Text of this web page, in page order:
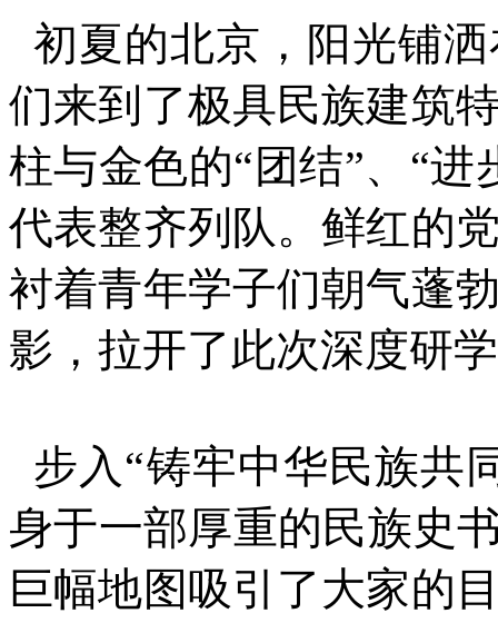
初夏的北京，阳光铺
们来到了极具民族建筑
柱与金色的“团结”、“
代表整齐列队。鲜红的
衬着青年学子们朝气蓬
影，拉开了此次深度研
步入“铸牢中华民族共
身于一部厚重的民族史
巨幅地图吸引了大家的